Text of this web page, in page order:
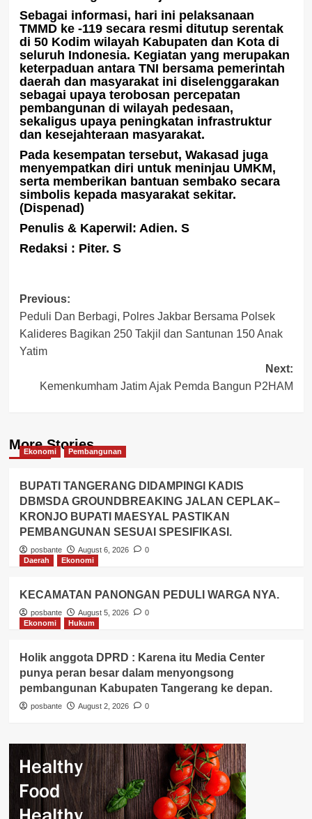
Sebagai informasi, hari ini pelaksanaan
TMMD ke -119 secara resmi ditutup serentak
di 50 Kodim wilayah Kabupaten dan Kota di
seluruh Indonesia. Kegiatan yang merupakan
keterpaduan antara TNI bersama pemerintah
daerah dan masyarakat ini diselenggarakan
sebagai upaya terobosan percepatan
pembangunan di wilayah pedesaan,
sekaligus upaya peningkatan infrastruktur
dan kesejahteraan masyarakat.
Pada kesempatan tersebut, Wakasad juga
menyempatkan diri untuk meninjau UMKM,
serta memberikan bantuan sembako secara
simbolis kepada masyarakat sekitar.
(Dispenad)
Penulis & Kaperwil: Adien. S
Redaksi : Piter. S
Post
navigation
Previous:
Peduli Dan Berbagi, Polres Jakbar Bersama Polsek
Kalideres Bagikan 250 Takjil dan Santunan 150 Anak
Yatim
Next:
Kemenkumham Jatim Ajak Pemda Bangun P2HAM
More Stories
Ekonomi Pembangunan
BUPATI TANGERANG DIDAMPINGI KADIS
DBMSDA GROUNDBREAKING JALAN CEPLAK–
KRONJO BUPATI MAESYAL PASTIKAN
PEMBANGUNAN SESUAI SPESIFIKASI.
posbante August 6, 2026
0
Daerah
Ekonomi
KECAMATAN PANONGAN PEDULI WARGA NYA.
posbante August 5, 2026
0
Ekonomi
Hukum
Holik anggota DPRD : Karena itu Media Center
punya peran besar dalam menyongsong
pembangunan Kabupaten Tangerang ke depan.
posbante August 2, 2026 0